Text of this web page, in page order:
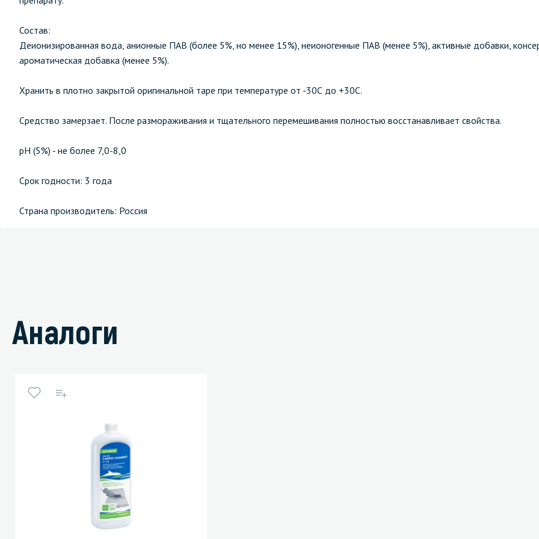
Состав:
Деионизированная вода, анионные ПАВ (более 5%, но менее 15%), неионогенные ПАВ (менее 5%), активные добавки,
ароматическая добавка (менее 5%).
Хранить в плотно закрытой оригинальной таре при температуре от -30С до +30С.
Средство замерзает. После размораживания и тщательного перемешивания полностью восстанавливает свойства.
рН (5%) - не более 7,0-8,0
Срок годности: 3 года
Страна производитель: Россия
Аналоги